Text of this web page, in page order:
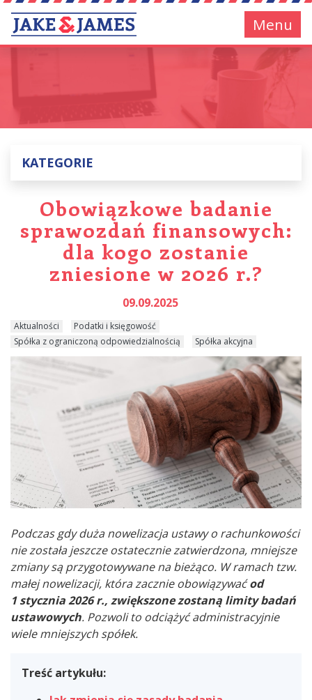
Menu
KATEGORIE
Obowiązkowe badanie
sprawozdań finansowych:
dla kogo zostanie
zniesione w 2026 r.?
09.09.2025
Aktualności
Podatki i księgowość
Spółka z ograniczoną odpowiedzialnością
Spółka akcyjna
Podczas gdy duża nowelizacja ustawy o rachunkowości
nie została jeszcze ostatecznie zatwierdzona, mniejsze
zmiany są przygotowywane na bieżąco. W ramach tzw.
małej nowelizacji, która zacznie obowiązywaćod
1 stycznia 2026 r., zwiększone zostaną limity badań
ustawowych. Pozwoli to odciążyć administracyjnie
wiele mniejszych spółek.
Treść artykułu: